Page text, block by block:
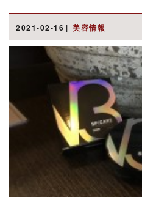
リクルート
ご予約はこちらから
2021-02-16 美容情報